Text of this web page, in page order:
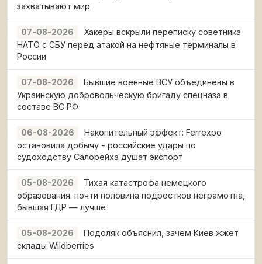
захватывают мир
07-08-2026
Хакеры вскрыли переписку советника
НАТО с СБУ перед атакой на нефтяные терминалы в
России
07-08-2026
Бывшие военные ВСУ объединены в
Украинскую добровольческую бригаду спецназа в
составе ВС РФ
06-08-2026
Накопительный эффект: Ferrexpo
остановила добычу - российские удары по
судоходству Салорейха душат экспорт
05-08-2026
Тихая катастрофа немецкого
образования: почти половина подростков неграмотна,
бывшая ГДР — лучше
05-08-2026
Подоляк объяснил, зачем Киев жжёт
склады Wildberries